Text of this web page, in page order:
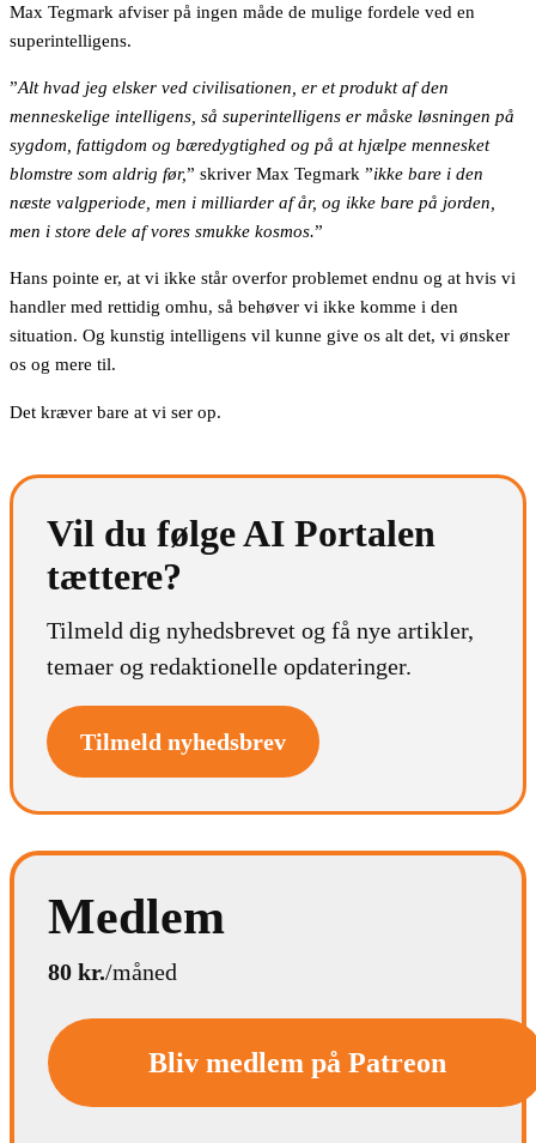
Max Tegmark afviser på ingen måde de mulige fordele ved en
superintelligens.
”Alt hvad jeg elsker ved civilisationen, er et produkt af den
menneskelige intelligens, så superintelligens er måske løsningen på
sygdom, fattigdom og bæredygtighed og på at hjælpe mennesket
blomstre som aldrig før,” skriver Max Tegmark ”ikke bare i den
næste valgperiode, men i milliarder af år, og ikke bare på jorden,
men i store dele af vores smukke kosmos.”
Hans pointe er, at vi ikke står overfor problemet endnu og at hvis vi
handler med rettidig omhu, så behøver vi ikke komme i den
situation. Og kunstig intelligens vil kunne give os alt det, vi ønsker
os og mere til.
Det kræver bare at vi ser op.
Vil du følge AI Portalen
tættere?
Tilmeld dig nyhedsbrevet og få nye artikler,
temaer og redaktionelle opdateringer.
Tilmeld nyhedsbrev
Medlem
80 kr./måned
Bliv medlem på Patreon